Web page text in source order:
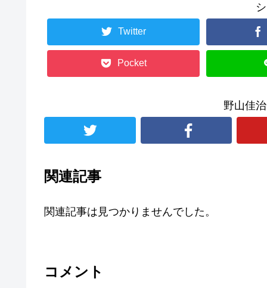
Twitter
Pocket
野山佳
関連記事
関連記事は見つかりませんでした。
コメント